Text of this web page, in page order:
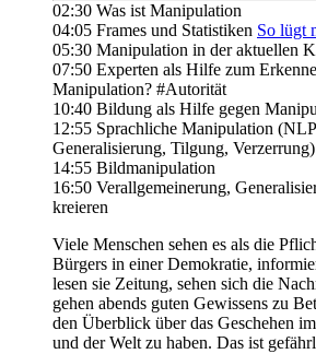
02:30 Was ist Manipulation
04:05 Frames und Statistiken So lügt
05:30 Manipulation in der aktuellen
07:50 Experten als Hilfe zum
Manipulation? #Autorität
10:40 Bildung als Hilfe gegen
12:55 Sprachliche Manipulation
Generalisierung, Tilgung, Verzerrung)
14:55 Bildmanipulation
16:50 Verallgemeinerung,
kreieren
Viele Menschen sehen es als die
Bürgers in einer Demokratie,
lesen sie Zeitung, sehen sich die
gehen abends guten Gewissens zu
den Überblick über das Geschehen
und der Welt zu haben. Das ist